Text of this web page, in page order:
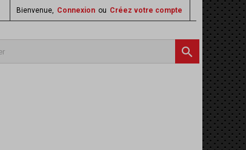
Bienvenue, Connexion ou Créez votre compte
